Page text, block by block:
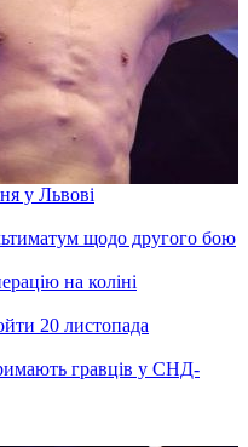
у Львові
щодо другого бою
на коліні
20 листопада
гравців у СНД-